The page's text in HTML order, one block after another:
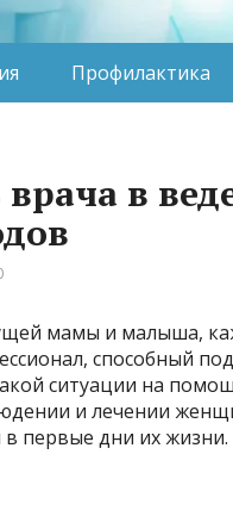
Профилактика
в
мамы и малыша,
способный
ситуации на
и лечении
первые дни их жизни.